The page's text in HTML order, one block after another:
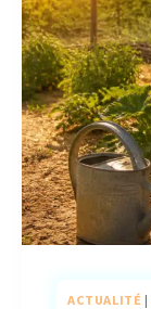
ACTUALITÉ |